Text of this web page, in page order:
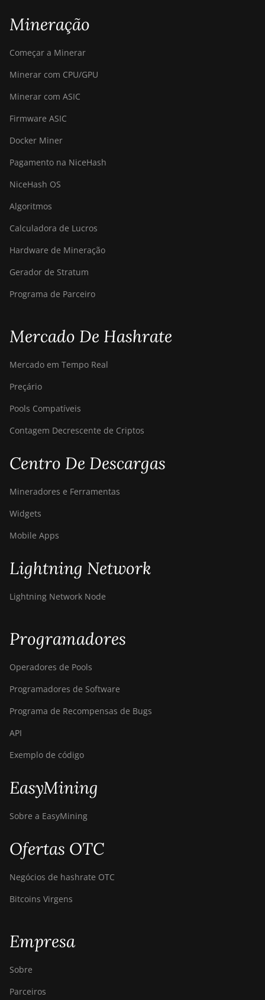
Mineração
Começar a Minerar
Minerar com CPU/GPU
Minerar com ASIC
Firmware ASIC
Docker Miner
Pagamento na NiceHash
NiceHash OS
Algoritmos
Calculadora de Lucros
Hardware de Mineração
Gerador de Stratum
Programa de Parceiro
Mercado De Hashrate
Mercado em Tempo Real
Preçário
Pools Compatíveis
Contagem Decrescente de Criptos
Centro De Descargas
Mineradores e Ferramentas
Widgets
Mobile Apps
Lightning Network
Lightning Network Node
Programadores
Operadores de Pools
Programadores de Software
Programa de Recompensas de Bugs
API
Exemplo de código
EasyMining
Sobre a EasyMining
Ofertas OTC
Negócios de hashrate OTC
Bitcoins Virgens
Empresa
Sobre
Parceiros